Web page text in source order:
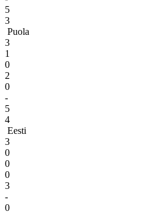
5
3
Puola
3
1
0
2
0
-
5
4
Eesti
3
0
0
0
3
-
0